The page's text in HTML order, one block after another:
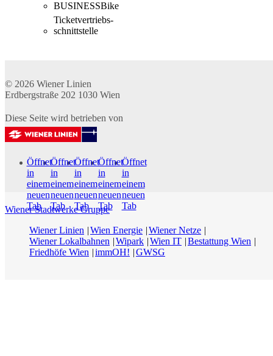
BUSINESSBike
Ticketvertriebs­
schnittstelle
© 2026 Wiener Linien
Erdbergstraße 202 1030 Wien
Diese Seite wird betrieben von
Öffnet
in
einem
neuen
Tab
Öffnet
in
einem
neuen
Tab
Öffnet
in
einem
neuen
Tab
Öffnet
in
einem
neuen
Tab
Öffnet
in
einem
neuen
Tab
Wiener Stadtwerke Gruppe
Wiener Linien
Wien Energie Wiener Netze
Wiener Lokalbahnen
Wipark Wien IT Bestattung Wien
Friedhöfe Wien
immOH! GWSG